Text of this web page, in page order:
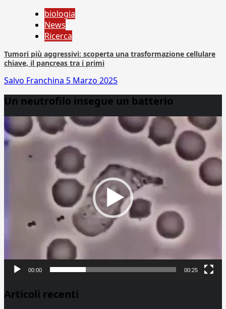
biologia
News
Ricerca
Tumori più aggressivi: scoperta una trasformazione cellulare
chiave, il pancreas tra i primi
Salvo Franchina 5 Marzo 2025
Un neutrofilo insegue un batterio
Player
00:00 00:25
Articoli recenti